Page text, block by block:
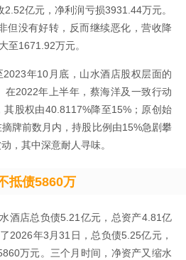
亿元，净利润亏损3931.44万元。
但没有好转，反而继续恶化，营收降
至1671.92万元。
年10月底，山水酒店股权层面的
在2022年上半年，蔡海洋及一致行动
其股权由40.8117%降至15%；原创始
牌前数月内，持股比例由15%急剧攀
，其中深意耐人寻味。
抵债5860万
酒店总负债5.21亿元，总资产4.81亿
2026年3月31日，总负债5.25亿元，
万元。三个月时间，净资产又缩水